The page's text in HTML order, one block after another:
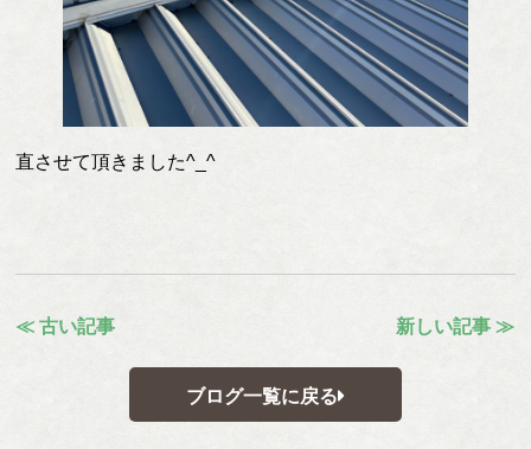
直させて頂きました^_^
≪ 古い記事 新しい記事 ≫
ブログ一覧に戻る